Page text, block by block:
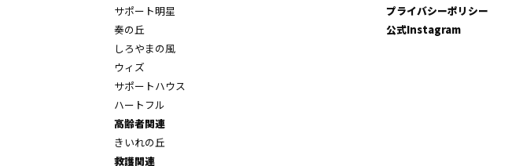
サポート明星
奏の丘
しろやまの風
ウィズ
サポートハウス
ハートフル
高齢者関連
きいれの丘
救護関連
プライバシーポリシー
公式Instagram